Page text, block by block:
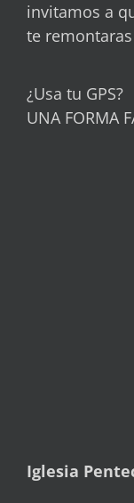
invitamos a
te
¿Usa tu GPS?
UNA FORMA
Iglesia